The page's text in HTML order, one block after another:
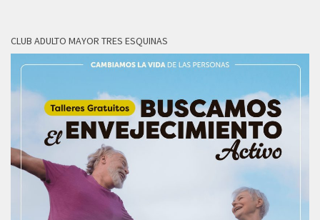
CLUB ADULTO MAYOR TRES ESQUINAS